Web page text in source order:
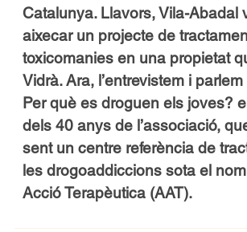
Catalunya. Llavors, Vila-Abadal
aixecar un projecte de
toxicomanies en una propietat
Vidrà. Ara, l’entrevistem i
Per què es droguen els joves?
dels 40 anys de l’associació,
sent un centre referència de
les drogoaddiccions sota el
Acció Terapèutica (AAT).